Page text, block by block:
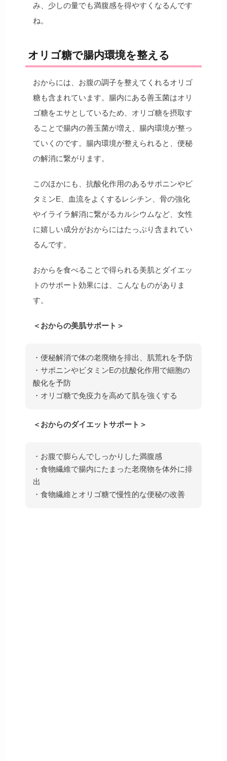
み、少しの量でも満腹感を得やすくなるんです
ね。
オリゴ糖で腸内環境を整える
おからには、お腹の調子を整えてくれるオリゴ
糖も含まれています。腸内にある善玉菌はオリ
ゴ糖をエサとしているため、オリゴ糖を摂取す
ることで腸内の善玉菌が増え、腸内環境が整っ
ていくのです。腸内環境が整えられると、便秘
の解消に繋がります。
このほかにも、抗酸化作用のあるサポニンやビ
タミンE、血流をよくするレシチン、骨の強化
やイライラ解消に繋がるカルシウムなど、女性
に嬉しい成分がおからにはたっぷり含まれてい
るんです。
おからを食べることで得られる美肌とダイエッ
トのサポート効果には、こんなものがありま
す。
＜おからの美肌サポート＞
・便秘解消で体の老廃物を排出、肌荒れを予防
・サポニンやビタミンEの抗酸化作用で細胞の
酸化を予防
・オリゴ糖で免疫力を高めて肌を強くする
＜おからのダイエットサポート＞
・お腹で膨らんでしっかりした満腹感
・食物繊維で腸内にたまった老廃物を体外に排
出
・食物繊維とオリゴ糖で慢性的な便秘の改善